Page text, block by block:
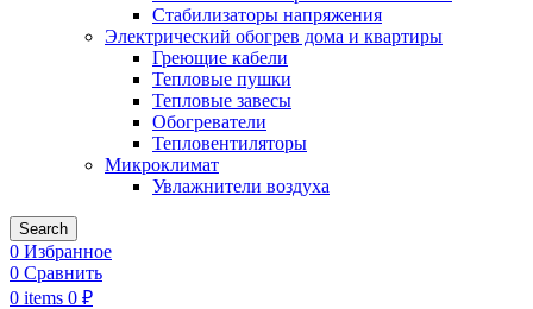
Стабилизаторы напряжения
Электрический обогрев дома и квартиры
Греющие кабели
Тепловые пушки
Тепловые завесы
Обогреватели
Тепловентиляторы
Микроклимат
Увлажнители воздуха
Search
0 Избранное
0 Сравнить
0 items 0 ₽